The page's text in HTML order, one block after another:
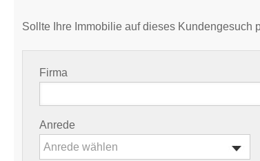
Sollte Ihre Immobilie auf dieses Kundengesuch
Firma
Anrede
Anrede wählen